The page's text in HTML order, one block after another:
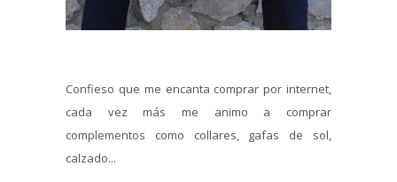
Confieso que me encanta comprar por internet,
cada vez más me animo a comprar
complementos como collares, gafas de sol,
calzado...